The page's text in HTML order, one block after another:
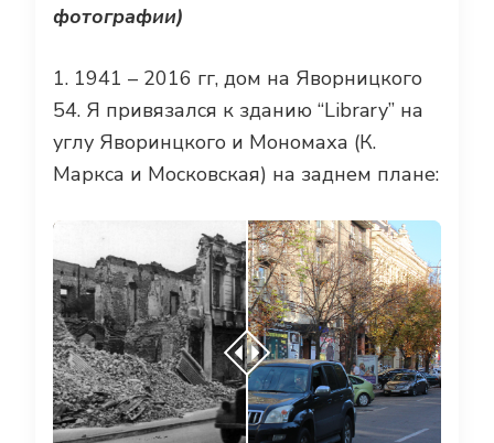
фотографии)
1. 1941 – 2016 гг, дом на Яворницкого
54. Я привязался к зданию “Library” на
углу Яворинцкого и Мономаха (К.
Маркса и Московская) на заднем плане: